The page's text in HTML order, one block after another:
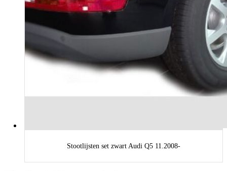
Stootlijsten set zwart Audi Q5 11.2008-